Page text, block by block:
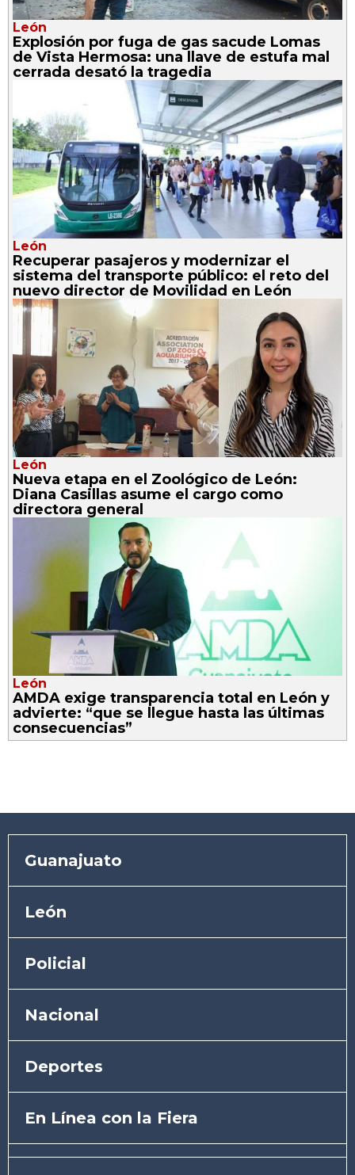
León
Explosión por fuga de gas sacude Lomas
de Vista Hermosa: una llave de estufa mal
cerrada desató la tragedia
León
Recuperar pasajeros y modernizar el
sistema del transporte público: el reto del
nuevo director de Movilidad en León
León
Nueva etapa en el Zoológico de León:
Diana Casillas asume el cargo como
directora general
León
AMDA exige transparencia total en León y
advierte: “que se llegue hasta las últimas
consecuencias”
Guanajuato
León
Policial
Nacional
Deportes
En Línea con la Fiera